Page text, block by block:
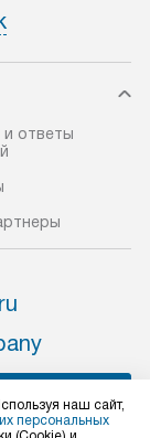
ошибки и
Готовые
установленной
к воде, крана и
разблокировку
соединение
монтаж техники
ответы
наш сайт,
персональных